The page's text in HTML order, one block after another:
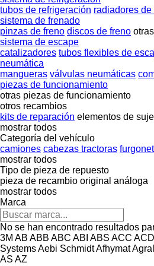
tubos de refrigeración radiadores
sistema de frenado
pinzas de freno discos de freno
sistema de escape
catalizadores tubos flexibles de
neumática
mangueras válvulas neumáticas
piezas de funcionamiento
otras piezas de funcionamiento
otros recambios
kits de reparación elementos de
mostrar todos
Categoría del vehículo
camiones cabezas tractoras
mostrar todos
Tipo de pieza de repuesto
pieza de recambio original análoga
mostrar todos
Marca
No se han encontrado resultados
3M AB ABB ABC ABI ABS ACC
SystemsAebi SchmidtAfhymat
AS AZ